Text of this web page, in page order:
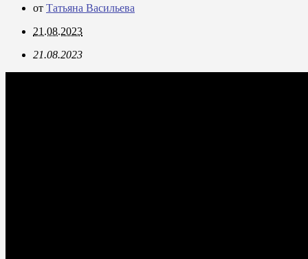
от Татьяна Васильева
21.08.2023
21.08.2023